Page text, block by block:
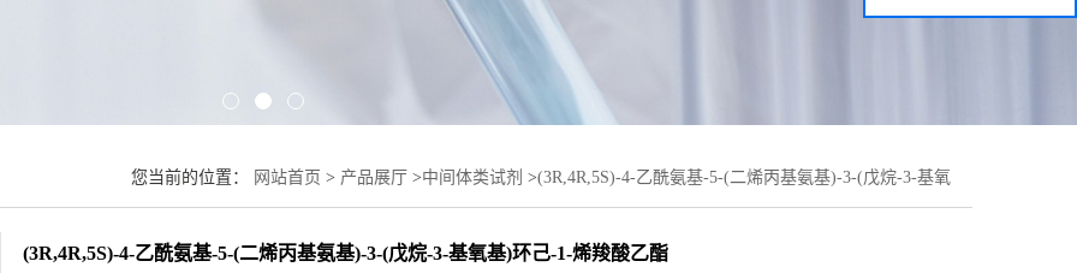
您当前的位置： 网站首页 > 产品展厅 >中间体类试剂 >(3R,4R,5S)-4-乙酰氨基-5-(二烯丙基氨基)-3-(戊烷-3-基氧
(3R,4R,5S)-4-乙酰氨基-5-(二烯丙基氨基)-3-(戊烷-3-基氧基)环己-1-烯羧酸乙酯